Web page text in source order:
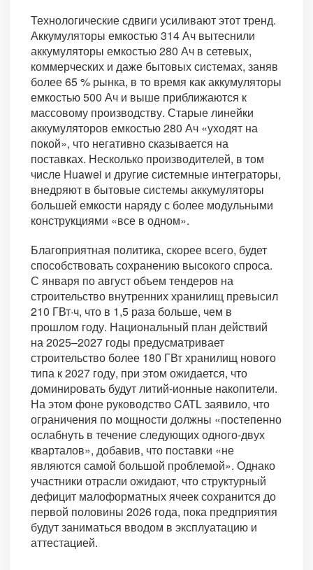
Технологические сдвиги усиливают этот тренд.
Аккумуляторы емкостью 314 Ач вытеснили
аккумуляторы емкостью 280 Ач в сетевых,
коммерческих и даже бытовых системах, заняв
более 65 % рынка, в то время как аккумуляторы
емкостью 500 Ач и выше приближаются к
массовому производству. Старые линейки
аккумуляторов емкостью 280 Ач «уходят на
покой», что негативно сказывается на
поставках. Несколько производителей, в том
числе Huawei и другие системные интеграторы,
внедряют в бытовые системы аккумуляторы
большей емкости наряду с более модульными
конструкциями «все в одном».
Благоприятная политика, скорее всего, будет
способствовать сохранению высокого спроса.
С января по август объем тендеров на
строительство внутренних хранилищ превысил
210 ГВт·ч, что в 1,5 раза больше, чем в
прошлом году. Национальный план действий
на 2025–2027 годы предусматривает
строительство более 180 ГВт хранилищ нового
типа к 2027 году, при этом ожидается, что
доминировать будут литий-ионные накопители.
На этом фоне руководство CATL заявило, что
ограничения по мощности должны «постепенно
ослабнуть в течение следующих одного-двух
кварталов», добавив, что поставки «не
являются самой большой проблемой». Однако
участники отрасли ожидают, что структурный
дефицит малоформатных ячеек сохранится до
первой половины 2026 года, пока предприятия
будут заниматься вводом в эксплуатацию и
аттестацией.